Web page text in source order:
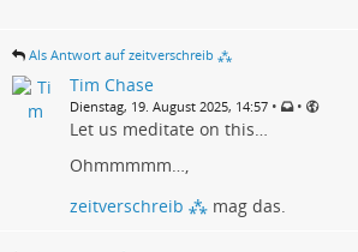
Als Antwort auf zeitverschreib ⁂
Tim Chase
Dienstag, 19. August 2025, 14:57 • •
Let us meditate on this…
Ohmmmmm…,
zeitverschreib ⁂ mag das.